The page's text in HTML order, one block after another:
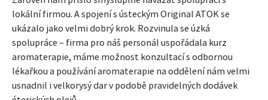
lokální firmou. A spojení s ústeckým Original ATOK se
ukázalo jako velmi dobrý krok. Rozvinula se úzká
spolupráce – firma pro náš personál uspořádala kurz
aromaterapie, máme možnost konzultací s odbornou
lékařkou a používání aromaterapie na oddělení nám velmi
usnadnil i velkorysý dar v podobě pravidelných dodávek